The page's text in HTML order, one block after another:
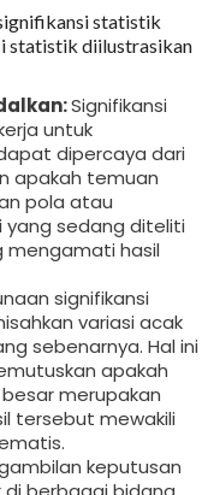
statistik
statistik diilustrasikan
Signifikansi
untuk
dipercaya dari
apakah temuan
pola atau
sedang diteliti
mengamati hasil
signifikansi
variasi acak
sebenarnya. Hal ini
apakah
merupakan
tersebut mewakili
keputusan